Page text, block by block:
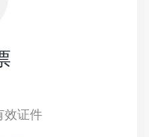
效证件